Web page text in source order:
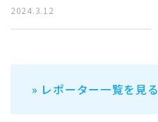
2024.3.12
» レポーター一覧を見る